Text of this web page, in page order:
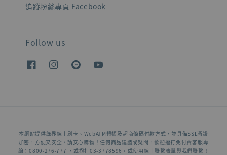
追蹤粉絲專頁 Facebook
Follow us
本網站提供綠界線上刷卡、WebATM轉帳及超商條碼付款方式，並具備SSL憑證
加密，方便又安全，請安心購物！任何商品建議或疑問，歡迎撥打免付費客服專
線：0800-276-777 ，或撥打03-3778596，或使用線上聯繫表單與我們聯繫！